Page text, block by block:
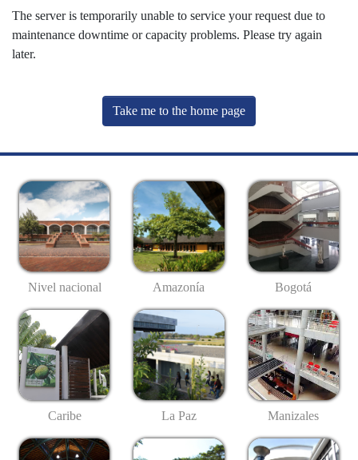
The server is temporarily unable to service your request due to
maintenance downtime or capacity problems. Please try again
later.
Take me to the home page
Nivel nacional Amazonía Bogotá
Caribe La Paz Manizales